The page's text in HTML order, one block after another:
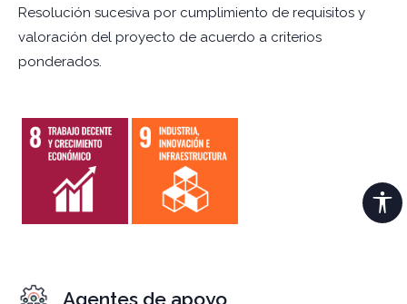
Resolución sucesiva por cumplimiento de requisitos y
valoración del proyecto de acuerdo a criterios
ponderados.
Agentes de apoyo